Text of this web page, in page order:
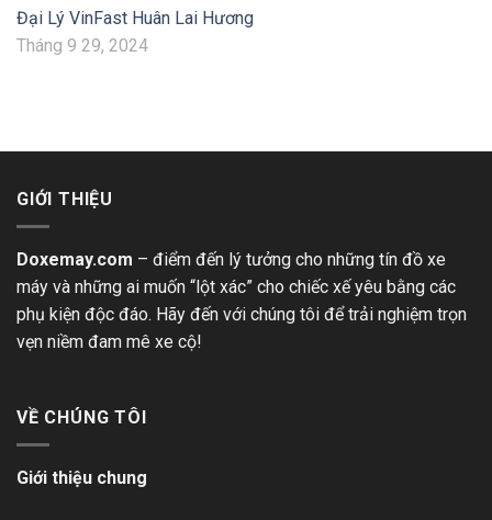
Đại Lý VinFast Huân Lai Hương
Tháng 9 29, 2024
GIỚI THIỆU
Doxemay.com – điểm đến lý tưởng cho những tín đồ xe
máy và những ai muốn “lột xác” cho chiếc xế yêu bằng các
phụ kiện độc đáo. Hãy đến với chúng tôi để trải nghiệm trọn
vẹn niềm đam mê xe cộ!
VỀ CHÚNG TÔI
Giới thiệu chung